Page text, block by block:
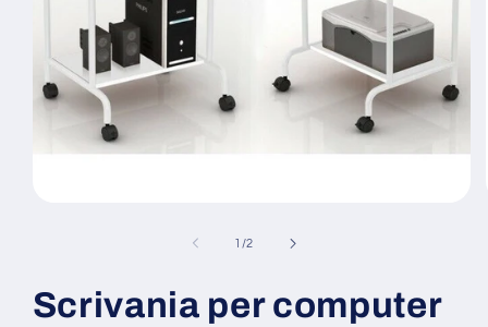
finestra
modale
1 /su
2
Scrivania per computer